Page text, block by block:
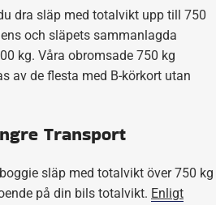
dra släp med totalvikt upp till 750
och släpets sammanlagda
kg. Våra obromsade 750 kg
av de flesta med B-körkort utan
Transport
släp med totalvikt över 750 kg
på din bils totalvikt. Enligt